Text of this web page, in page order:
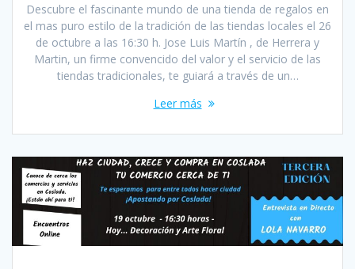
Descubre el fascinante mundo de una tienda de regalos en
el mas puro estilo de la tradición de las tiendas locales el 26
de octubre a las 16:30 h. Jose Luis Martín , de Herrera y
Martin, un firme convencido del valor y el servicio de las
tiendas tradicionales, te guiará a través de un…
Leer más